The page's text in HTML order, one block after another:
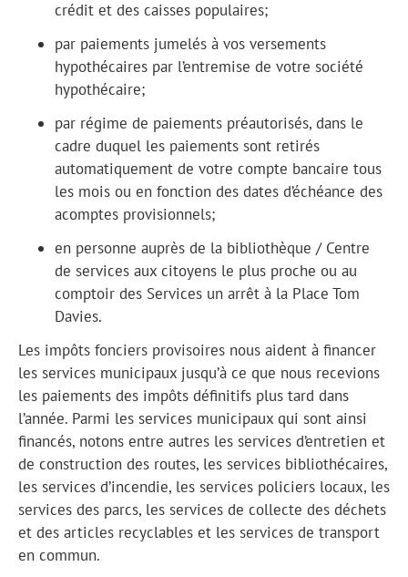
crédit et des caisses populaires;
par paiements jumelés à vos versements
hypothécaires par l’entremise de votre société
hypothécaire;
par régime de paiements préautorisés, dans le
cadre duquel les paiements sont retirés
automatiquement de votre compte bancaire tous
les mois ou en fonction des dates d’échéance des
acomptes provisionnels;
en personne auprès de la bibliothèque / Centre
de services aux citoyens le plus proche ou au
comptoir des Services un arrêt à la Place Tom
Davies.
Les impôts fonciers provisoires nous aident à financer
les services municipaux jusqu’à ce que nous recevions
les paiements des impôts définitifs plus tard dans
l’année. Parmi les services municipaux qui sont ainsi
financés, notons entre autres les services d’entretien et
de construction des routes, les services bibliothécaires,
les services d’incendie, les services policiers locaux, les
services des parcs, les services de collecte des déchets
et des articles recyclables et les services de transport
en commun.